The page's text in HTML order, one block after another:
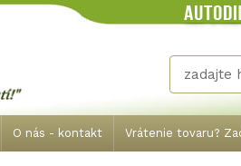
O nás - kontakt Vrátenie tovaru?